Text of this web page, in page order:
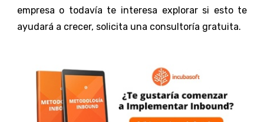
empresa o todavía te interesa explorar si esto te
ayudará a crecer, solicita una consultoría gratuita.